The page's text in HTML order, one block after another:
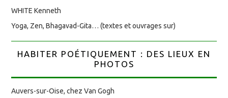
WHITE Kenneth
Yoga, Zen, Bhagavad-Gita… (textes et ouvrages sur)
HABITER POÉTIQUEMENT : DES LIEUX EN
PHOTOS
Auvers-sur-Oise, chez Van Gogh